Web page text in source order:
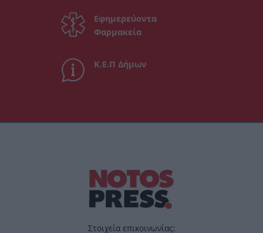
Εφημερεύοντα
Φαρμακεία
Κ.Ε.Π Δήμων
Στοιχεία επικοινωνίας: